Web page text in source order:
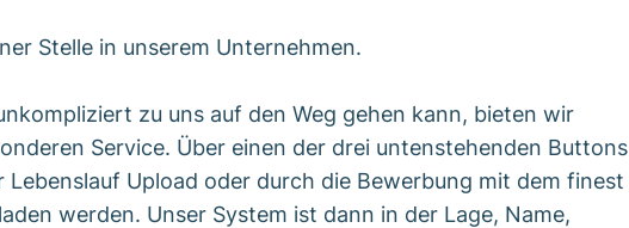
Stelle in unserem Unternehmen.
zu uns auf den Weg gehen kann, bieten wir
Service. Über einen der drei untenstehenden Buttons
Upload oder durch die Bewerbung mit dem finest
werden. Unser System ist dann in der Lage, Name,